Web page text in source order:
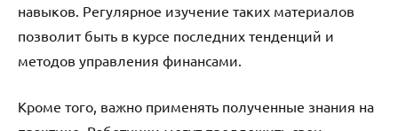
навыков. Регулярное изучение таких материалов
позволит быть в курсе последних тенденций и
методов управления финансами.
Кроме того, важно применять полученные знания на